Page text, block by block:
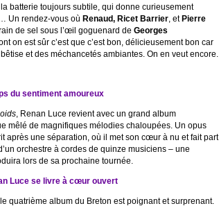
batterie toujours subtile, qui donne curieusement
Un rendez-vous où Renaud, Ricet Barrier, etPierre
de sel sous l’œil goguenard de Georges
on est sûr c’est que c’est bon, délicieusement bon car
et des méchancetés ambiantes. On en veut encore.
du sentiment amoureux
, Renan Luce revient avec un grand album
mêlé de magnifiques mélodies chaloupées. Un opus
après une séparation, où il met son cœur à nu et fait part
orchestre à cordes de quinze musiciens – une
lors de sa prochaine tournée.
Luce se livre à cœur ouvert
quatrième album du Breton est poignant et surprenant.